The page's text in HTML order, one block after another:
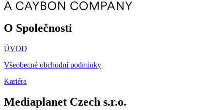
O Společnosti
ÚVOD
Všeobecné obchodní podmínky
Kariéra
Mediaplanet Czech s.r.o.